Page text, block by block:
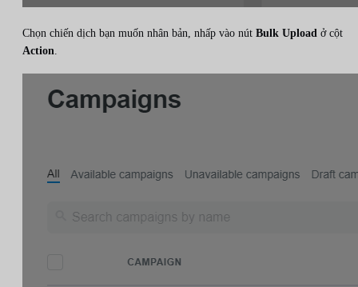
Chọn chiến dịch bạn muốn nhân bản, nhấp vào nút Bulk Upload ở cột
Action